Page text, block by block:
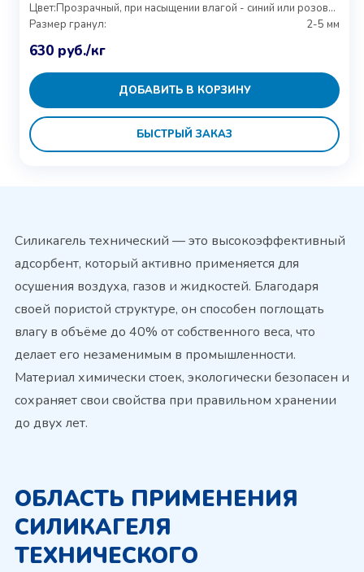
Цвет:
Прозрачный, при насыщении влагой - синий или розовый
Размер гранул:
2-5 мм
630 руб./кг
ДОБАВИТЬ В КОРЗИНУ
БЫСТРЫЙ ЗАКАЗ
Силикагель технический — это высокоэффективный
адсорбент, который активно применяется для
осушения воздуха, газов и жидкостей. Благодаря
своей пористой структуре, он способен поглощать
влагу в объёме до 40% от собственного веса, что
делает его незаменимым в промышленности.
Материал химически стоек, экологически безопасен и
сохраняет свои свойства при правильном хранении
до двух лет.
ОБЛАСТЬ ПРИМЕНЕНИЯ
СИЛИКАГЕЛЯ
ТЕХНИЧЕСКОГО